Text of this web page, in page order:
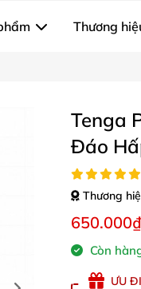
Thương
Tenga
Đáo
Thương
650.000₫
Còn
ƯU